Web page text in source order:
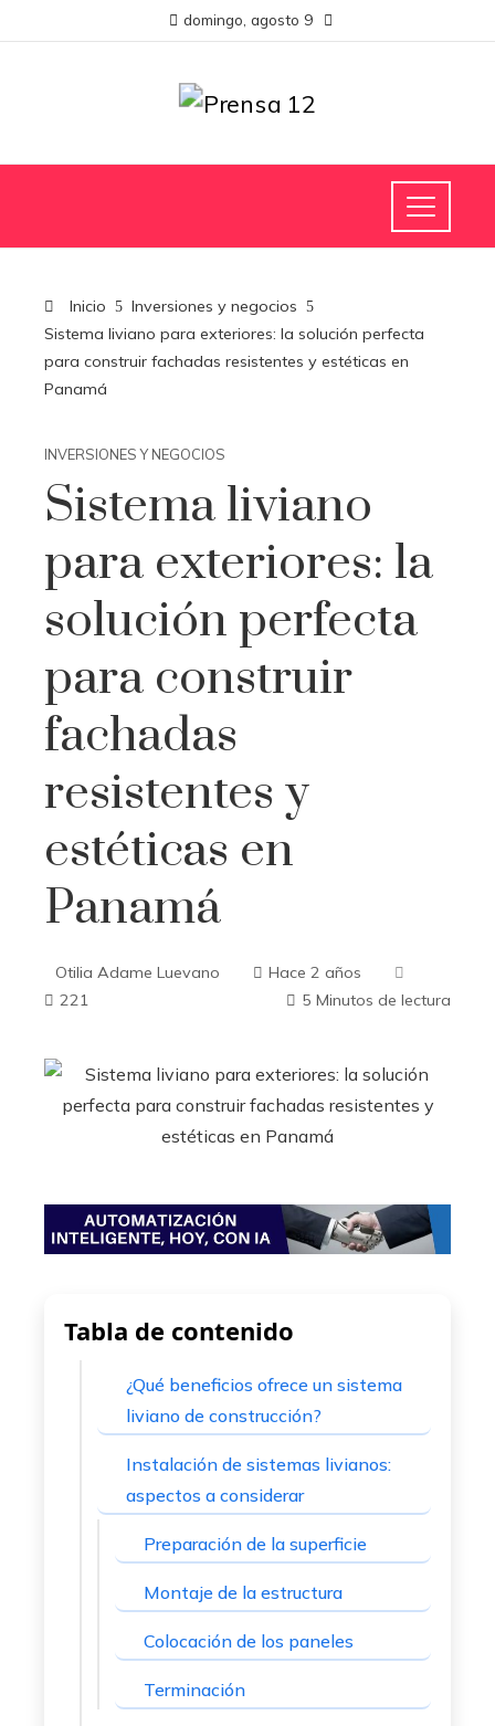
domingo, agosto 9
Inicio
Inversiones y negocios
Sistema liviano para exteriores: la solución perfecta
para construir fachadas resistentes y estéticas en
Panamá
INVERSIONES Y NEGOCIOS
Sistema liviano
para exteriores: la
solución perfecta
para construir
fachadas
resistentes y
estéticas en
Panamá
Otilia Adame Luevano
Hace 2 años
221
5 Minutos de lectura
Tabla de contenido
¿Qué beneficios ofrece un sistema
liviano de construcción?
Instalación de sistemas livianos:
aspectos a considerar
Preparación de la superficie
Montaje de la estructura
Colocación de los paneles
Terminación